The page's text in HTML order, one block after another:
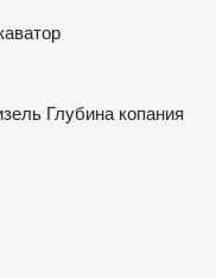
Глубина копания